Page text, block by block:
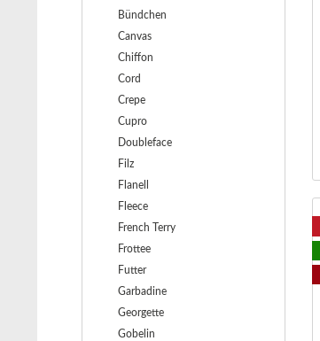
Bündchen
Canvas
Chiffon
Cord
Crepe
Cupro
Doubleface
Filz
Flanell
Fleece
French Terry
Frottee
Futter
Garbadine
Georgette
Gobelin